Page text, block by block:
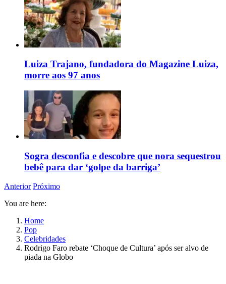
Luiza Trajano, fundadora do Magazine Luiza,
morre aos 97 anos
Sogra desconfia e descobre que nora sequestrou
bebê para dar ‘golpe da barriga’
Anterior Próximo
You are here:
Home
Pop
Celebridades
Rodrigo Faro rebate ‘Choque de Cultura’ após ser alvo de
piada na Globo